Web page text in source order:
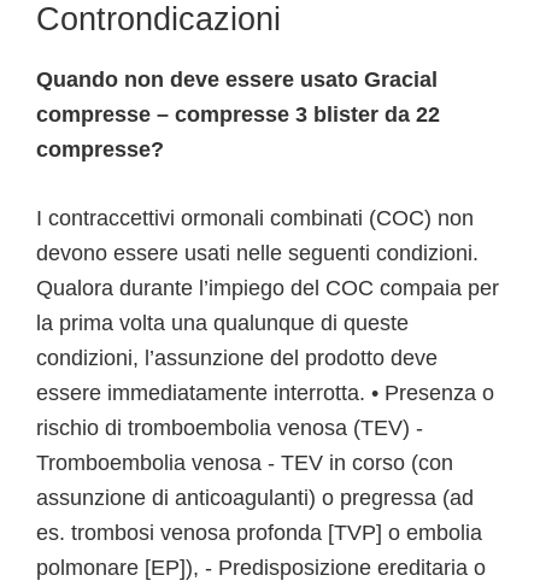
Controndicazioni
Quando non deve essere usato Gracial
compresse – compresse 3 blister da 22
compresse?
I contraccettivi ormonali combinati (COC) non
devono essere usati nelle seguenti condizioni.
Qualora durante l’impiego del COC compaia per
la prima volta una qualunque di queste
condizioni, l’assunzione del prodotto deve
essere immediatamente interrotta. • Presenza o
rischio di tromboembolia venosa (TEV) -
Tromboembolia venosa - TEV in corso (con
assunzione di anticoagulanti) o pregressa (ad
es. trombosi venosa profonda [TVP] o embolia
polmonare [EP]), - Predisposizione ereditaria o